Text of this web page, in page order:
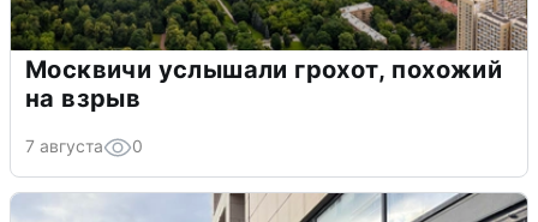
Москвичи услышали грохот, похожий
на взрыв
7 августа 0